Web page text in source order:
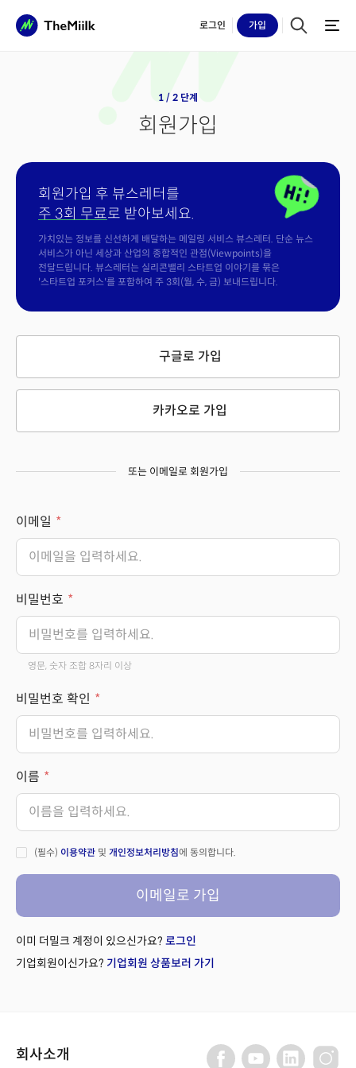
로그인 가입
1 / 2 단계
회원가입
회원가입 후 뷰스레터를
주 3회 무료로 받아보세요.
가치있는 정보를 신선하게 배달하는 메일링 서비스 뷰스레터. 단순 뉴스
서비스가 아닌 세상과 산업의 종합적인 관점(Viewpoints)을
전달드립니다. 뷰스레터는 실리콘밸리 스타트업 이야기를 묶은
'스타트업 포커스'를 포함하여 주 3회(월, 수, 금) 보내드립니다.
구글로 가입
카카오로 가입
또는 이메일로 회원가입
이메일
비밀번호
영문, 숫자 조합 8자리 이상
비밀번호 확인
이름
(필수) 이용약관 및 개인정보처리방침에 동의합니다.
이메일로 가입
이미 더밀크 계정이 있으신가요? 로그인
기업회원이신가요? 기업회원 상품보러 가기
회사소개